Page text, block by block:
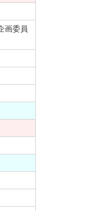
画委員